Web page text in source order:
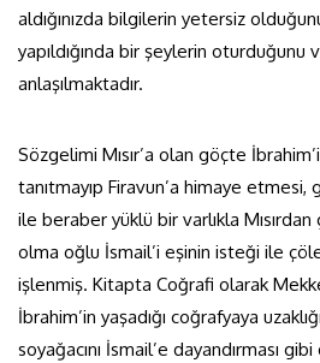
aldığınızda bilgilerin yetersiz
yapıldığında bir şeylerin oturduğunu
anlaşılmaktadır.
Sözgelimi Mısır’a olan göçte
tanıtmayıp Firavun’a himaye etmesi,
ile beraber yüklü bir varlıkla
olma oğlu İsmail’i eşinin isteği ile
işlenmiş. Kitapta Coğrafi olarak
İbrahim’in yaşadığı coğrafyaya
soyağacını İsmail’e dayandırması